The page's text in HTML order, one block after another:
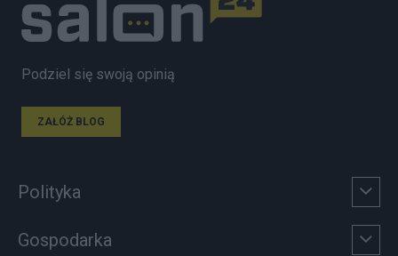
Podziel się swoją opinią
ZAŁÓŻ BLOG
Polityka
Gospodarka